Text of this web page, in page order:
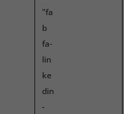
"fa
b
fa-
lin
ke
din
-